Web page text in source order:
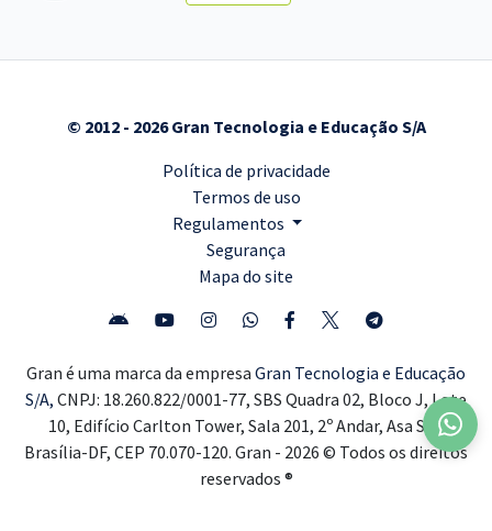
© 2012 - 2026 Gran Tecnologia e Educação S/A
Política de privacidade
Termos de uso
Regulamentos
Segurança
Mapa do site
Gran é uma marca da empresa Gran Tecnologia e Educação
S/A, CNPJ: 18.260.822/0001-77, SBS Quadra 02, Bloco J, Lote
10, Edifício Carlton Tower, Sala 201, 2º Andar, Asa Sul,
Brasília-DF, CEP 70.070-120. Gran - 2026 © Todos os direitos
reservados ®